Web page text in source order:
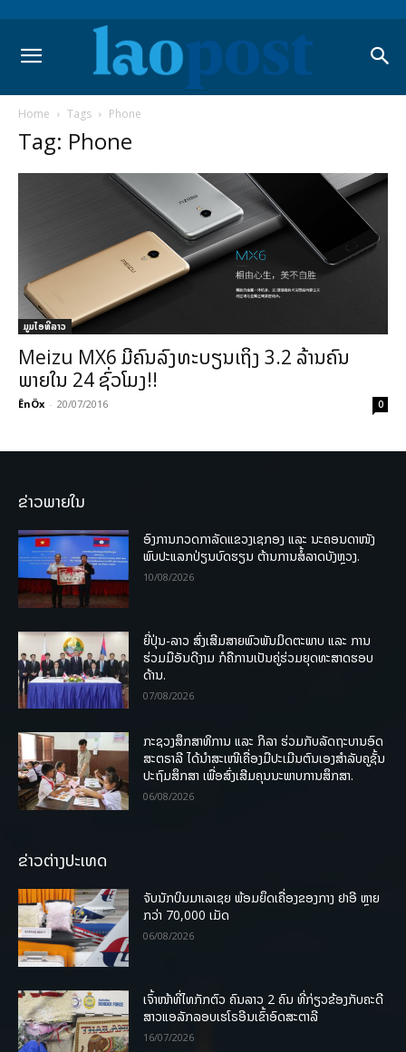
Home Tags Phone
Tag: Phone
ມູມໄອທີລາວ
Meizu MX6 ມີຄົນລົງທະບຽນເຖິງ 3.2 ລ້ານຄົນ
ພາຍໃນ 24 ຊົ່ວໂມງ!!
ÊnÖx - 20/07/2016 0
ຂ່າວພາຍໃນ
ອົງການກວດກາລັດແຂວງເຊກອງ ແລະ ນະຄອນດາໜັງ
ພົບປະແລກປ່ຽນບົດຮຽນ ຕ້ານການສໍ້ລາດບັງຫຼວງ.
10/08/2026
ຍີ່ປຸ່ນ-ລາວ ສົ່ງເສີມສາຍພົວພັນມິດຕະພາບ ແລະ ການ
ຮ່ວມມືອັນດີງາມ ກໍຄືການເປັນຄູ່ຮ່ວມຍຸດທະສາດຮອບ
ດ້ານ.
07/08/2026
ກະຊວງສຶກສາທິການ ແລະ ກິລາ ຮ່ວມກັບລັດຖະບານອົດ
ສະຕຣາລີ ໄດ້ນຳສະເໜີເຄື່ອງມືປະເມີນຕົນເອງສຳລັບຄູຊັ້ນ
ປະຖົມສຶກສາ ເພື່ອສົ່ງເສີມຄຸນນະພາບການສຶກສາ.
06/08/2026
ຂ່າວຕ່າງປະເທດ
ຈັບນັກບິນມາເລເຊຍ ພ້ອມຍຶດເຄື່ອງຂອງກາງ ຢາອີ ຫຼາຍ
ກວ່າ 70,000 ເມັດ
06/08/2026
ເຈົ້າໜ້າທີ່ໄທກັກຕົວ ຄົນລາວ 2 ຄົນ ທີ່ກ່ຽວຂ້ອງກັບຄະດີ
ສາວແອລັກລອບເຮໂຣອີນເຂົ້າອົດສະຕາລີ
16/07/2026